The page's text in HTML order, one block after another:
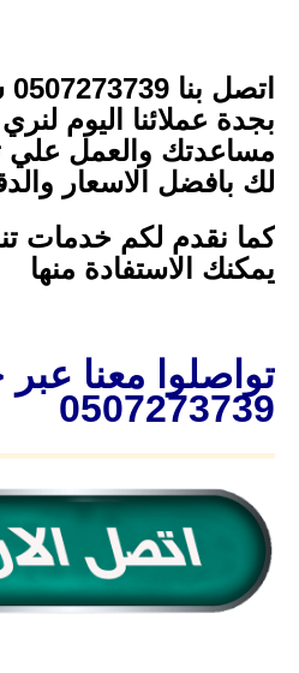
بجدة عملائنا اليوم
مساعدتك والعمل علي
لك بافضل الاسعار
كما نقدم لكم خدمات
يمكنك الاستفادة منها
تواصلوا معنا
0507273739